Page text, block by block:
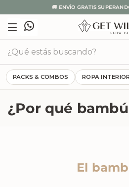
✨ 3 CUOTAS SIN INTERÉS
PACKS & COMBOS ROPA INTERIOR
¿Por qué
El